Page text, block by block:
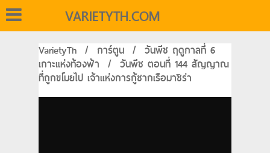
VARIETYTH.COM
VarietyTh / การ์ตูน / วันพีช ฤดูกาลที่ 6
เกาะแห่งท้องฟ้า / วันพีช ตอนที่ 144 สัญญาณ
ที่ถูกขโมยไป เจ้าแห่งการกู้ซากเรือมาชิร่า